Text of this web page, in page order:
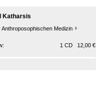
Katharsis
Medizin
1 CD 12,00 €